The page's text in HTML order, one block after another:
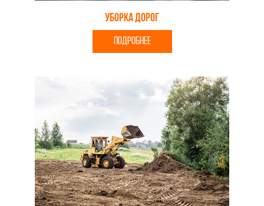
Уборка дорог
ПОДРОБНЕЕ